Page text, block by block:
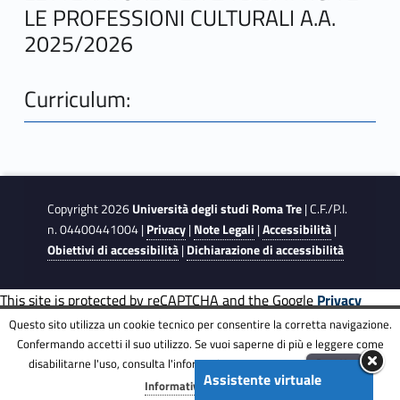
LE PROFESSIONI CULTURALI A.A.
2025/2026
Curriculum:
Copyright 2026Università degli studi Roma Tre| C.F./P.I.
n. 04400441004 |Privacy|Note Legali |Accessibilità|
Obiettivi di accessibilità|Dichiarazione di accessibilità
Assistente virtuale
This site is protected by reCAPTCHA and the GooglePrivacy
PolicyandTerms of Serviceapply.
Questo sito utilizza un cookie tecnico per consentire la corretta navigazione.
Confermando accetti il suo utilizzo. Se vuoi saperne di più e leggere come
disabilitarne l'uso, consulta l'informativa estesa.ENG
Accetta
Informativa completa